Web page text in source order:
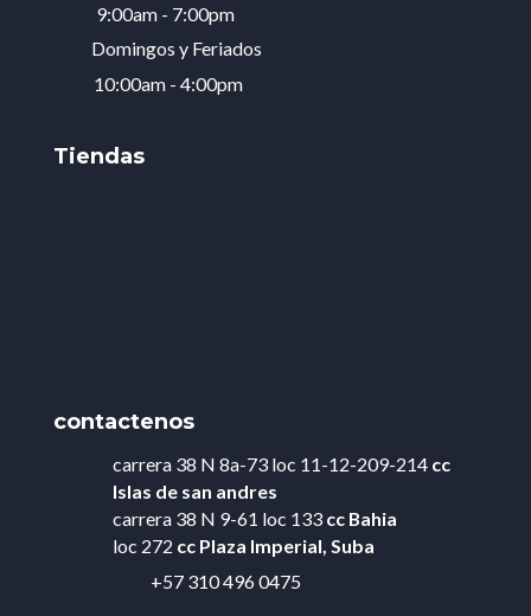
9:00am - 7:00pm
Domingos y Feriados
10:00am - 4:00pm
Tiendas
contactenos
carrera 38 N 8a-73 loc 11-12-209-214 cc
Islas de san andres
carrera 38 N 9-61 loc 133 cc Bahia
loc 272 cc Plaza Imperial, Suba
+57 310 496 0475